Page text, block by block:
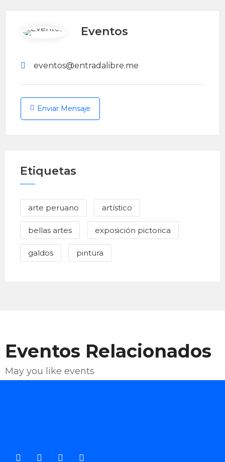
Eventos
eventos@entradalibre.me
Enviar Mensaje
Etiquetas
arte peruano artístico
bellas artes exposición pictorica
galdos pintura
Eventos Relacionados
May you like events